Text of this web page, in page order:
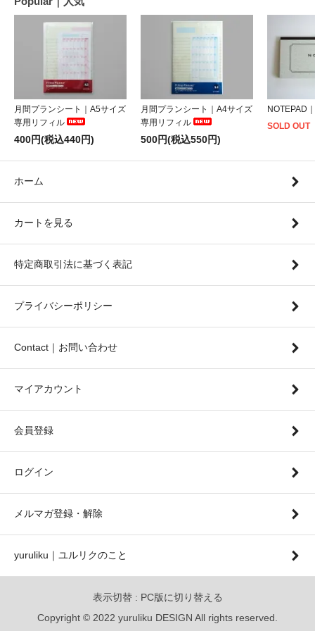
月間プランシート｜A5サイズ
専用リフィル
400円(税込440円)
月間プランシート｜A4サイズ
専用リフィル
500円(税込550円)
NOTEPAD
SOLD OUT
ホーム
カートを見る
特定商取引法に基づく表記
プライバシーポリシー
Contact｜お問い合わせ
マイアカウント
会員登録
ログイン
メルマガ登録・解除
yuruliku｜ユルリクのこと
表示切替 : PC版に切り替える
Copyright © 2022 yuruliku DESIGN All rights reserved.